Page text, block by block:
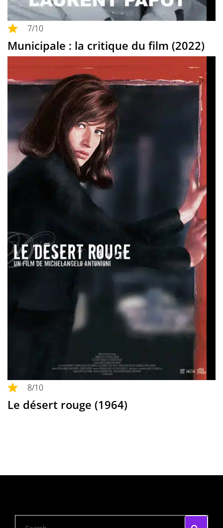
7/10
Municipale : la critique du film (2022)
8/10
Le désert rouge (1964)